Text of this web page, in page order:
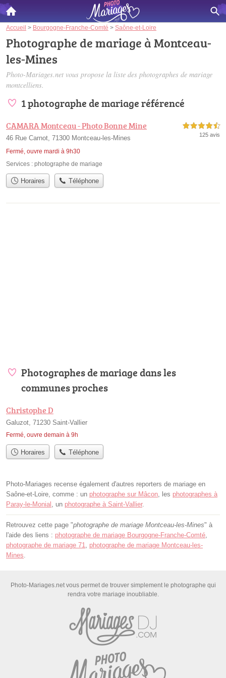
Accueil > Bourgogne-Franche-Comté > Saône-et-Loire
Photographe de mariage à Montceau-
les-Mines
Photo-Mariages.net vous propose la liste des photographes de mariage
montcelliens.
1 photographe de mariage référencé
CAMARA Montceau - Photo Bonne Mine
46 Rue Carnot, 71300 Montceau-les-Mines
Fermé, ouvre mardi à 9h30
4,5 étoiles sur 5
125 avis
Services : photographe de mariage
Horaires Téléphone
Photographes de mariage dans les
communes proches
Christophe D
Galuzot, 71230 Saint-Vallier
Fermé, ouvre demain à 9h
Horaires Téléphone
Photo-Mariages recense également d'autres reporters de mariage en
Saône-et-Loire, comme : un photographe sur Mâcon , les photographes à
Paray-le-Monial
, un photographe à Saint-Vallier.
Retrouvez cette page "photographe de mariage Montceau-les-Mines" à
l'aide des liens : photographe de mariage Bourgogne-Franche-Comté
photographe de mariage 71
photographe de mariage Montceau-les-
Mines
Photo-Mariages.net vous permet de trouver simplement le photographe qui
rendra votre mariage inoubliable.